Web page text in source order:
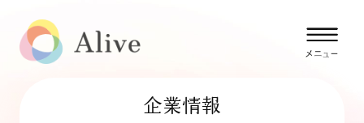
企業情報